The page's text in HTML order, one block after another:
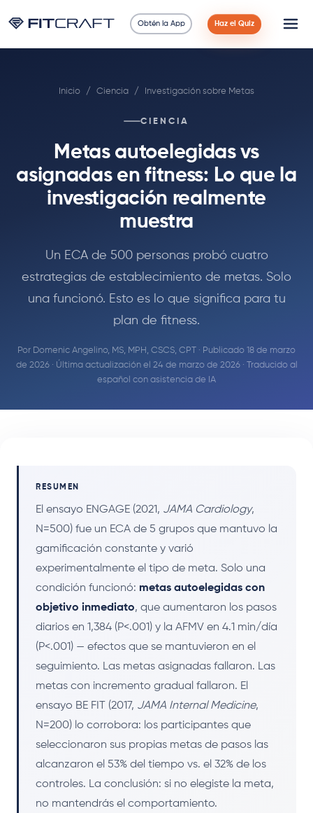
Obtén la App Haz el Quiz
90 Días
Ejercicios
Calculadoras
Inicio / Ciencia / Investigación sobre Metas
CIENCIA
Metas autoelegidas vs
asignadas en fitness: Lo que la
investigación realmente
muestra
Un ECA de 500 personas probó cuatro
estrategias de establecimiento de metas. Solo
una funcionó. Esto es lo que significa para tu
plan de fitness.
Por Domenic Angelino, MS, MPH, CSCS, CPT · Publicado 18 de marzo
de 2026 · Última actualización el 24 de marzo de 2026 · Traducido al
español con asistencia de IA
RESUMEN
El ensayo ENGAGE (2021, JAMA Cardiology,
N=500) fue un ECA de 5 grupos que mantuvo la
gamificación constante y varió
experimentalmente el tipo de meta. Solo una
condición funcionó: metas autoelegidas con
objetivo inmediato, que aumentaron los pasos
diarios en 1,384 (P<.001) y la AFMV en 4.1 min/día
(P<.001) — efectos que se mantuvieron en el
seguimiento. Las metas asignadas fallaron. Las
metas con incremento gradual fallaron. El
ensayo BE FIT (2017, JAMA Internal Medicine,
N=200) lo corrobora: los participantes que
seleccionaron sus propias metas de pasos las
alcanzaron el 53% del tiempo vs. el 32% de los
controles. La conclusión: si no elegiste la meta,
no mantendrás el comportamiento.